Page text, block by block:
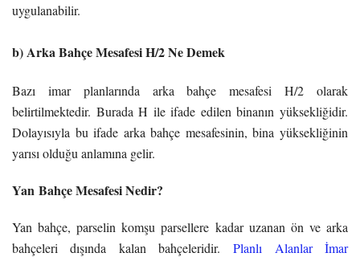
uygulanabilir.
b) Arka Bahçe Mesafesi H/2 Ne Demek
Bazı imar planlarında arka bahçe mesafesi H/2 olarak
belirtilmektedir. Burada H ile ifade edilen binanın yüksekliğidir.
Dolayısıyla bu ifade arka bahçe mesafesinin, bina yüksekliğinin
yarısı olduğu anlamına gelir.
Yan Bahçe Mesafesi Nedir?
Yan bahçe, parselin komşu parsellere kadar uzanan ön ve arka
bahçeleri dışında kalan bahçeleridir.Planlı Alanlar İmar